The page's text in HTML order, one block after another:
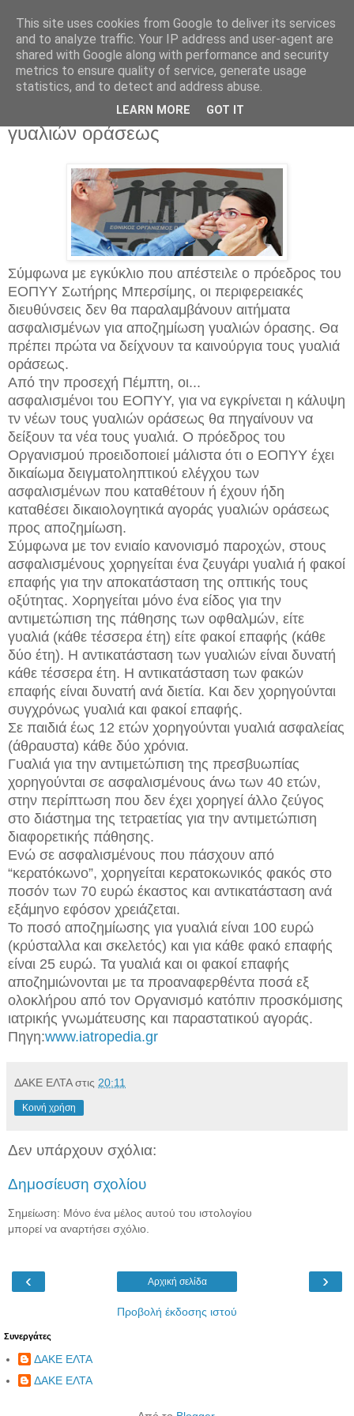
Τρίτη 8 Αυγούστου 2017
ΕΟΠΥΥ : Νέα «ήθη» στην χορήγηση
γυαλιών οράσεως
Σύμφωνα με εγκύκλιο που απέστειλε ο πρόεδρος του
ΕΟΠΥΥ Σωτήρης Μπερσίμης, οι περιφερειακές
διευθύνσεις δεν θα παραλαμβάνουν αιτήματα
ασφαλισμένων για αποζημίωση γυαλιών όρασης. Θα
πρέπει πρώτα να δείχνουν τα καινούργια τους γυαλιά
οράσεως.
Από την προσεχή Πέμπτη, οι...
ασφαλισμένοι του ΕΟΠΥΥ, για να εγκρίνεται η κάλυψη
τν νέων τους γυαλιών οράσεως θα πηγαίνουν να
δείξουν τα νέα τους γυαλιά. Ο πρόεδρος του
Οργανισμού προειδοποιεί μάλιστα ότι ο ΕΟΠΥΥ έχει
δικαίωμα δειγματοληπτικού ελέγχου των
ασφαλισμένων που καταθέτουν ή έχουν ήδη
καταθέσει δικαιολογητικά αγοράς γυαλιών οράσεως
προς αποζημίωση.
Σύμφωνα με τον ενιαίο κανονισμό παροχών, στους
ασφαλισμένους χορηγείται ένα ζευγάρι γυαλιά ή φακοί
επαφής για την αποκατάσταση της οπτικής τους
οξύτητας. Χορηγείται μόνο ένα είδος για την
αντιμετώπιση της πάθησης των οφθαλμών, είτε
γυαλιά (κάθε τέσσερα έτη) είτε φακοί επαφής (κάθε
δύο έτη). Η αντικατάσταση των γυαλιών είναι δυνατή
κάθε τέσσερα έτη. Η αντικατάσταση των φακών
επαφής είναι δυνατή ανά διετία. Και δεν χορηγούνται
συγχρόνως γυαλιά και φακοί επαφής.
Σε παιδιά έως 12 ετών χορηγούνται γυαλιά ασφαλείας
(άθραυστα) κάθε δύο χρόνια.
Γυαλιά για την αντιμετώπιση της πρεσβυωπίας
χορηγούνται σε ασφαλισμένους άνω των 40 ετών,
στην περίπτωση που δεν έχει χορηγεί άλλο ζεύγος
στο διάστημα της τετραετίας για την αντιμετώπιση
διαφορετικής πάθησης.
Ενώ σε ασφαλισμένους που πάσχουν από
“κερατόκωνο”, χορηγείται κερατοκωνικός φακός στο
ποσόν των 70 ευρώ έκαστος και αντικατάσταση ανά
εξάμηνο εφόσον χρειάζεται.
Το ποσό αποζημίωσης για γυαλιά είναι 100 ευρώ
(κρύσταλλα και σκελετός) και για κάθε φακό επαφής
είναι 25 ευρώ. Τα γυαλιά και οι φακοί επαφής
αποζημιώνονται με τα προαναφερθέντα ποσά εξ
ολοκλήρου από τον Οργανισμό κατόπιν προσκόμισης
ιατρικής γνωμάτευσης και παραστατικού αγοράς.
Πηγη:www.iatropedia.gr
ΔΑΚΕ ΕΛΤΑ στις 20:11
Κοινή χρήση
Δεν υπάρχουν σχόλια:
Δημοσίευση σχολίου
Σημείωση: Μόνο ένα μέλος αυτού του ιστολογίου
μπορεί να αναρτήσει σχόλιο.
‹ ›
Αρχική σελίδα
Προβολή έκδοσης ιστού
Συνεργάτες
ΔΑΚΕ ΕΛΤΑ
ΔΑΚΕ ΕΛΤΑ
This site uses cookies from Google to deliver its services
and to analyze traffic. Your IP address and user-agent are
shared with Google along with performance and security
metrics to ensure quality of service, generate usage
statistics, and to detect and address abuse.
LEARN MORE GOT IT